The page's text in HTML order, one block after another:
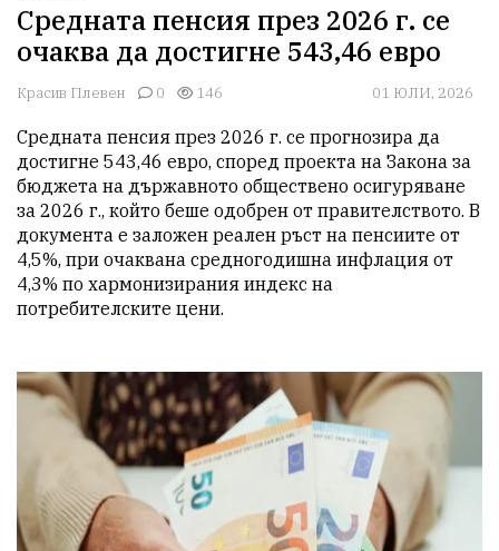
Средната пенсия през 2026 г. се
очаква да достигне 543,46 евро
Красив Плевен 0 146 01 ЮЛИ, 2026
Средната пенсия през 2026 г. се прогнозира да
достигне 543,46 евро, според проекта на Закона за
бюджета на държавното обществено осигуряване
за 2026 г., който беше одобрен от правителството. В
документа е заложен реален ръст на пенсиите от
4,5%, при очаквана средногодишна инфлация от
4,3% по хармонизирания индекс на
потребителските цени.